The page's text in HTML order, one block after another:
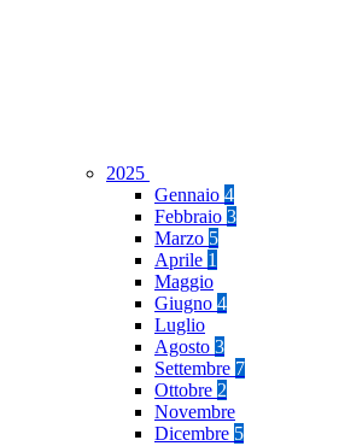
2025
Gennaio 4
Febbraio 3
Marzo 5
Aprile 1
Maggio
Giugno 4
Luglio
Agosto 3
Settembre 7
Ottobre 2
Novembre
Dicembre 5